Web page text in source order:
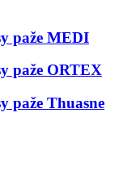
paže MEDI
paže ORTEX
paže Thuasne